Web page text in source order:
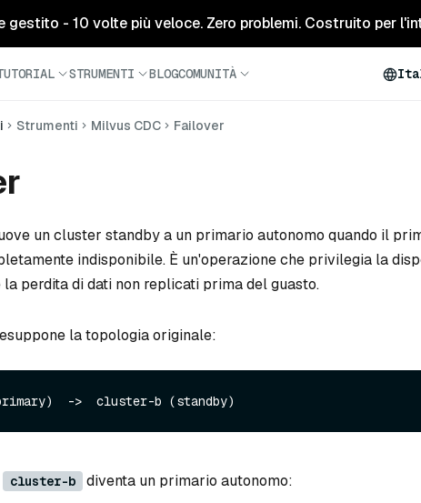
gestito - 10 volte più veloce. Zero problemi. Costruito per
STRUMENTI BLOGCOMUNITÀ
Strumenti Milvus CDC Failover
un cluster standby a un primario autonomo quando il
indisponibile. È un'operazione che privilegia la
perdita di dati non replicati prima del guasto.
la topologia originale:
cluster-b diventa un primario autonomo: